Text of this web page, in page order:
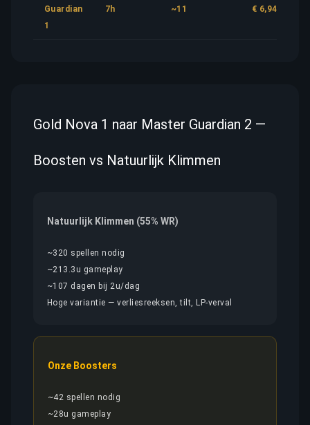
Guardian
1
7h ~11 € 6,94
Gold Nova 1 naar Master Guardian 2 —
Boosten vs Natuurlijk Klimmen
Natuurlijk Klimmen (55% WR)
~320 spellen nodig
~213.3u gameplay
~107 dagen bij 2u/dag
Hoge variantie — verliesreeksen, tilt, LP-verval
Onze Boosters
~42 spellen nodig
~28u gameplay